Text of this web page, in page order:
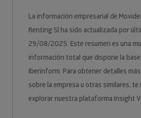
La información empresarial de
Renting Sl ha sido actualizada por
29/08/2025. Este resumen es una
información total que dispone la
Iberinform. Para obtener detalles
sobre la empresa u otras similares, te
explorar nuestra plataforma Insight